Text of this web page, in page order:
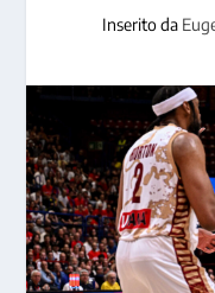
Inserito da